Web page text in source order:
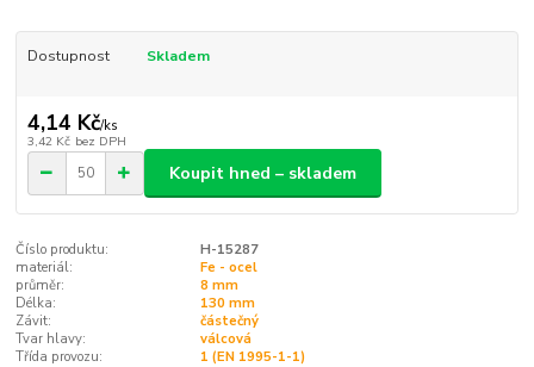
Dostupnost Skladem
4,14 Kč/ks
3,42 Kč bez DPH
Koupit hned – skladem
Číslo produktu:
H-15287
materiál:
Fe - ocel
průměr:
8 mm
Délka:
130 mm
Závit:
částečný
Tvar hlavy:
válcová
Třída provozu:
1 (EN 1995-1-1)